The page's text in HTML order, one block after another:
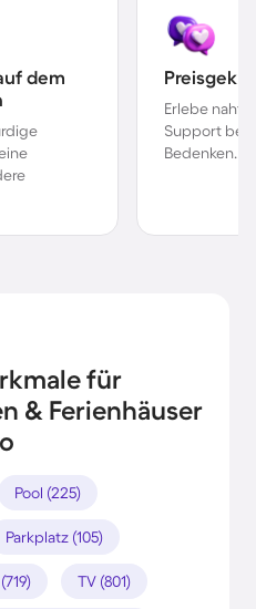
dem
Erlebe
Support bei
Bedenken.
für
& Ferienhäuser
Pool (225)
Parkplatz (105)
TV (801)